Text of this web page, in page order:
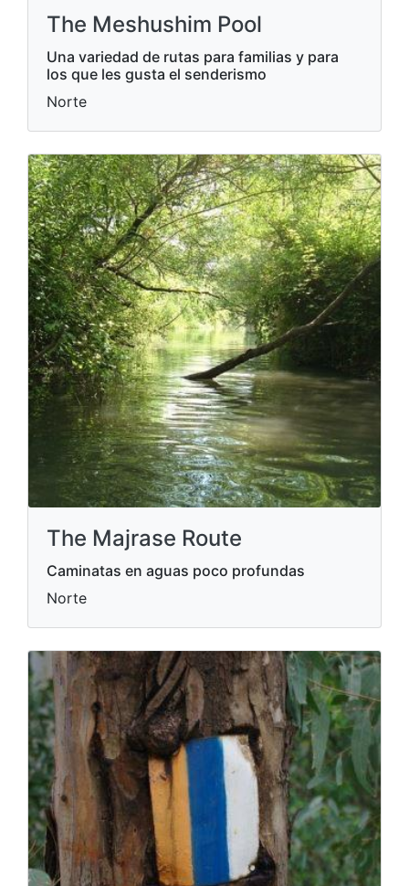
The Meshushim Pool
Una variedad de rutas para familias y para
los que les gusta el senderismo
Norte
The Majrase Route
Caminatas en aguas poco profundas
Norte